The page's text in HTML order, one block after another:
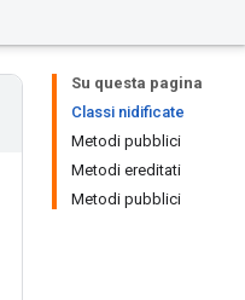
Su questa pagina
Classi nidificate
Metodi pubblici
Metodi ereditati
Metodi pubblici